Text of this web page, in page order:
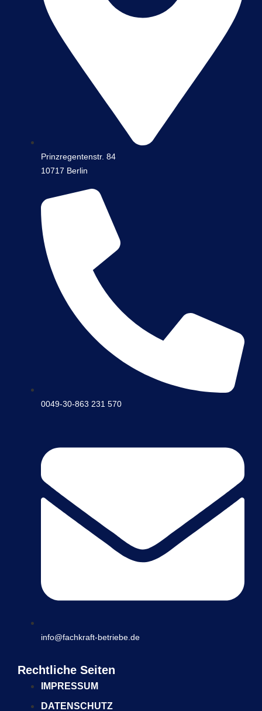
Prinzregentenstr. 84
10717 Berlin
0049-30-863 231 570
info@fachkraft-betriebe.de
Rechtliche Seiten
IMPRESSUM
DATENSCHUTZ